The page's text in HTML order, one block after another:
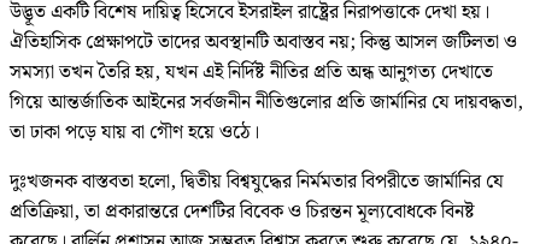
উদ্ভূত একটি বিশেষ দায়িত্ব হিসেবে ইসরাইল রাষ্ট্রের নিরাপত্তাকে দেখা হয়।
ঐতিহাসিক প্রেক্ষাপটে তাদের অবস্থানটি অবাস্তব নয়; কিন্তু আসল জটিলতা ও
সমস্যা তখন তৈরি হয়, যখন এই নির্দিষ্ট নীতির প্রতি অন্ধ আনুগত্য দেখাতে
গিয়ে আন্তর্জাতিক আইনের সর্বজনীন নীতিগুলোর প্রতি জার্মানির যে দায়বদ্ধতা,
তা ঢাকা পড়ে যায় বা গৌণ হয়ে ওঠে।
দুঃখজনক বাস্তবতা হলো, দ্বিতীয় বিশ্বযুদ্ধের নির্মমতার বিপরীতে জার্মানির যে
প্রতিক্রিয়া, তা প্রকারান্তরে দেশটির বিবেক ও চিরন্তন মূল্যবোধকে বিনষ্ট